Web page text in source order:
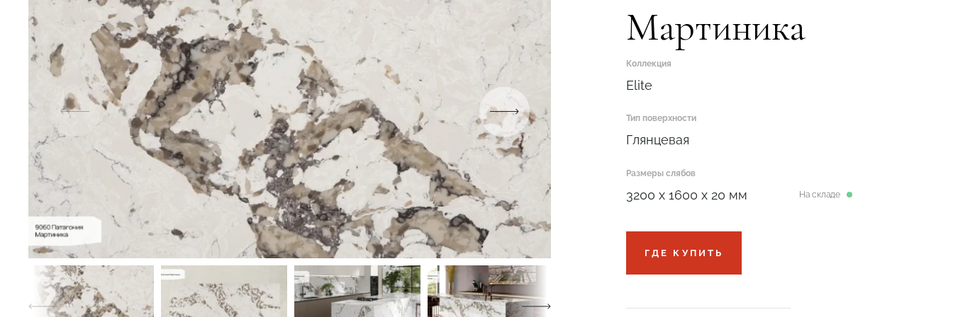
Мартиника
Коллекция
Elite
Тип поверхности
Глянцевая
Размеры слябов
3200 x 1600 x 20 мм На складе
ГДЕ КУПИТЬ
Подтвердите, что вы не робот
ОТПРАВИТЬ ЗАЯВКУ
Подтвердите, что вы не робот
ОТПРАВИТЬ ПРОЕКТ
Подтвердите, что вы не робот
ОТПРАВИТЬ